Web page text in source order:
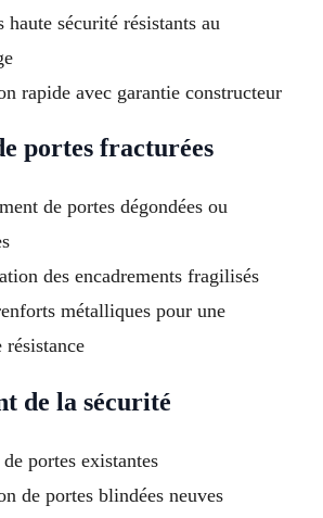
haute sécurité résistants au
rapide avec garantie constructeur
portes fracturées
de portes dégondées ou
des encadrements fragilisés
métalliques pour une
de la sécurité
portes existantes
de portes blindées neuves